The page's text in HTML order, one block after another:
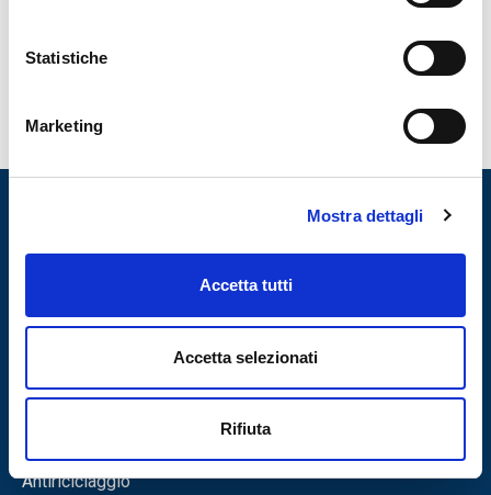
Statistiche
Marketing
Mostra dettagli
Accetta tutti
Accetta selezionati
Rifiuta
Per informazioni
Privacy
Whistleblowing
Antiriciclaggio